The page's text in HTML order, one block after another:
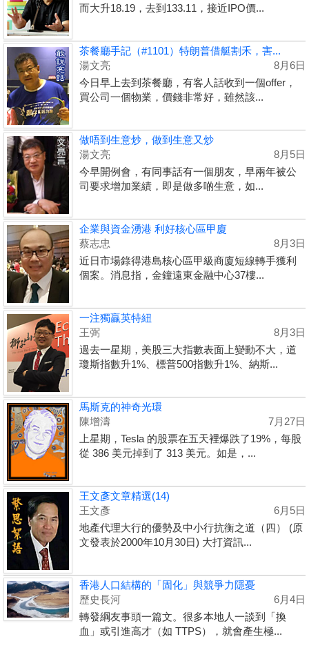
而大升18.19，去到133.11，接近IPO價...
茶餐廳手記（#1101）特朗普借艇割禾，害...
湯文亮
8月6日
今日早上去到茶餐廳，有客人話收到一個offer，
買公司一個物業，價錢非常好，雖然該...
做唔到生意炒，做到生意又炒
湯文亮
8月5日
今早開例會，有同事話有一個朋友，早兩年被公
司要求增加業績，即是做多啲生意，如...
企業與資金湧港 利好核心區甲廈
蔡志忠
8月3日
近日市場錄得港島核心區甲級商廈短線轉手獲利
個案。消息指，金鐘遠東金融中心37樓...
一注獨贏英特紐
王弼
8月3日
過去一星期，美股三大指數表面上變動不大，道
瓊斯指數升1%、標普500指數升1%、納斯...
馬斯克的神奇光環
陳增濤
7月27日
上星期，Tesla 的股票在五天裡爆跌了19%，每股
從 386 美元掉到了 313 美元。如是，...
王文彥文章精選(14)
王文彥
6月5日
地產代理大行的優勢及中小行抗衡之道（四） (原
文發表於2000年10月30日) 大打資訊...
香港人口結構的「固化」與競爭力隱憂
歷史長河
6月4日
轉發綱友事頭一篇文。很多本地人一談到「換
血」或引進高才（如 TTPS），就會產生極...